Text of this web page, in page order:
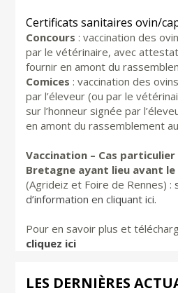
Certificats sanitaires ovin/
Concours : vaccination des
par le vétérinaire, avec
fournir en amont du
Comices : vaccination des
par l’éleveur (ou par le
sur l’honneur signée par
en amont du rassemblement au
Vaccination – Cas
Bretagne ayant lieu avant le
(Agrideiz et Foire de Rennes) :
d’information en cliquant ici.
Pour en savoir plus et
cliquez ici
LES DERNIÈRES